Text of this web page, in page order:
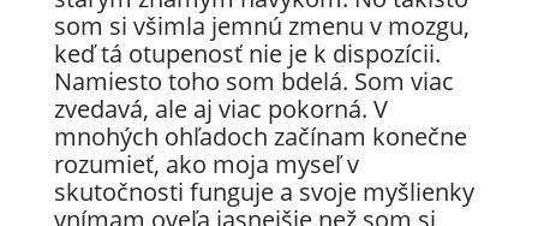
som si všimla jemnú zmenu v mozgu,
keď tá otupenosť nie je k dispozícii.
Namiesto toho som bdelá. Som viac
zvedavá, ale aj viac pokorná. V
mnohých ohľadoch začínam konečne
rozumieť, ako moja myseľ v
skutočnosti funguje a svoje myšlienky